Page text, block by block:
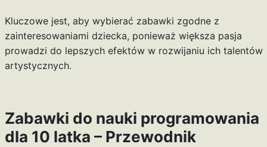
Kluczowe jest, aby wybierać zabawki zgodne z
zainteresowaniami dziecka, ponieważ większa pasja
prowadzi do lepszych efektów w rozwijaniu ich talentów
artystycznych.
Zabawki do nauki programowania
dla 10 latka – Przewodnik